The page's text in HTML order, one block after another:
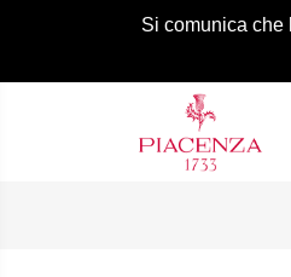
Si comunica che